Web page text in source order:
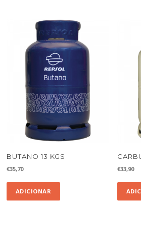
BUTANO 13 KGS
€35,70
ADICIONAR
€33,90